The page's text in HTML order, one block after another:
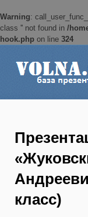
Warning:
class '' not found in /
hook.php on line 324
класс)